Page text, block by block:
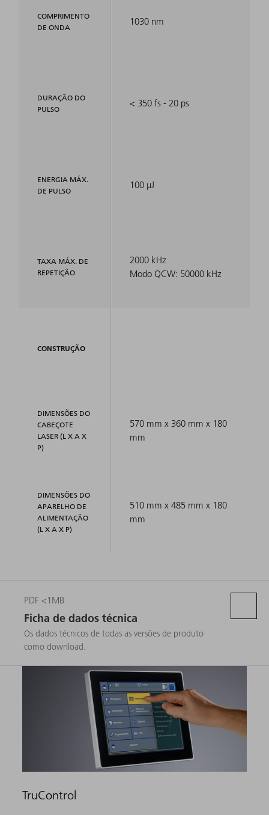
COMPRIMENTO
DE ONDA
DURAÇÃO DO
PULSO
ENERGIA MÁX.
DE PULSO
TAXA MÁX. DE
REPETIÇÃO
CONSTRUÇÃO
DIMENSÕES DO
CABEÇOTE
LASER (L X A X
P)
DIMENSÕES DO
APARELHO DE
ALIMENTAÇÃO
(L X A X P)
1030 nm
< 350 fs - 20 ps
100 µJ
2000 kHz
Modo QCW: 50000 kHz
570 mm x 360 mm x 180
mm
510 mm x 485 mm x 180
mm
PDF <1MB
Ficha de dados técnica
Os dados técnicos de todas as versões de produto
como download.
TruControl